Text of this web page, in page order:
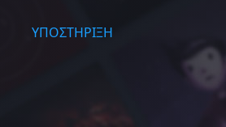
ΥΠΟΣΤΗΡΙΞΗ